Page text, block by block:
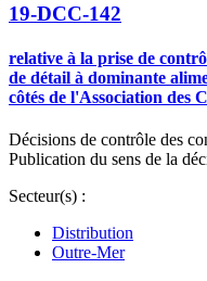
19-DCC-142
relative à la prise de
de détail à dominante
côtés de l'Association des
Décisions de contrôle des
Publication du sens de la
Secteur(s) :
Distribution
Outre-Mer